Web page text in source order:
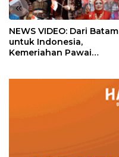
«
NEWS VIDEO: Dari Batam
untuk Indonesia,
Kemeriahan Pawai